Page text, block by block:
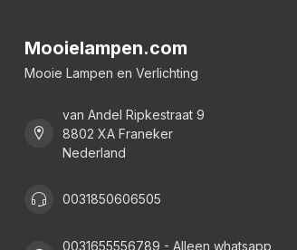
Mooielampen.com
Mooie Lampen en Verlichting
van Andel Ripkestraat 9
8802 XA Franeker
Nederland
0031850606505
0031655556789 - Alleen whatsapp